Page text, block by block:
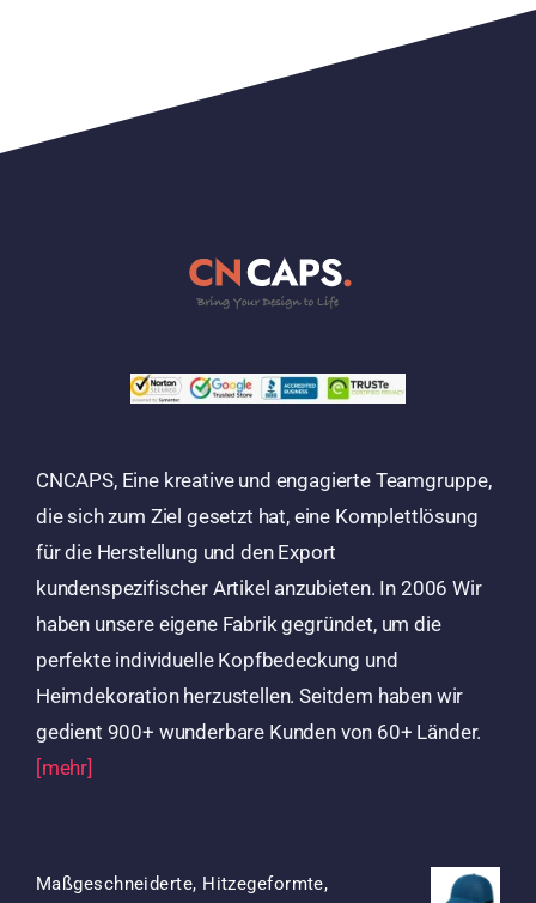
CNCAPS, Eine kreative und engagierte Teamgruppe,
die sich zum Ziel gesetzt hat, eine Komplettlösung
für die Herstellung und den Export
kundenspezifischer Artikel anzubieten. In 2006 Wir
haben unsere eigene Fabrik gegründet, um die
perfekte individuelle Kopfbedeckung und
Heimdekoration herzustellen. Seitdem haben wir
gedient 900+ wunderbare Kunden von 60+ Länder.
[mehr]
Maßgeschneiderte, Hitzegeformte,